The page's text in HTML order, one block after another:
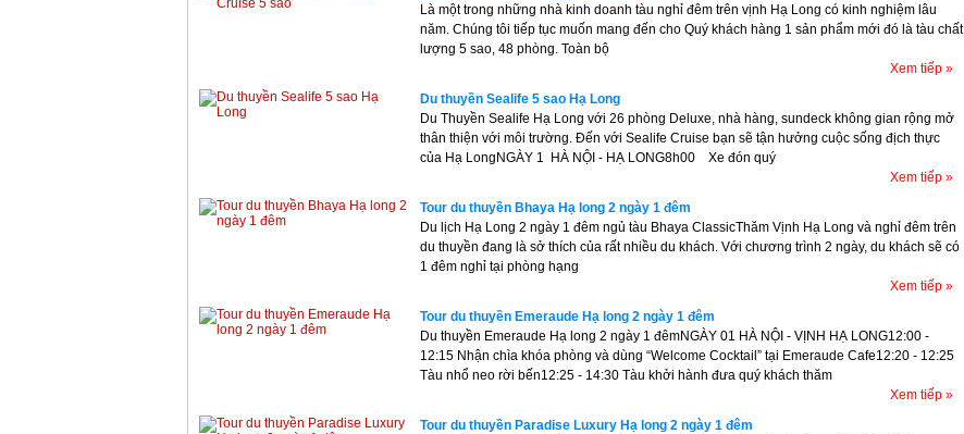
Là một trong những nhà kinh doanh tàu nghỉ đêm trên vịnh Hạ Long có kinh nghiệm lâu
năm. Chúng tôi tiếp tục muốn mang đến cho Quý khách hàng 1 sản phẩm mới đó là tàu chất
lượng 5 sao, 48 phòng. Toàn bộ
Xem tiếp »
Du thuyền Sealife 5 sao Hạ Long
Du Thuyền Sealife Hạ Long với 26 phòng Deluxe, nhà hàng, sundeck không gian rộng mở
thân thiện với môi trường. Đến với Sealife Cruise bạn sẽ tận hưởng cuộc sống địch thực
của Hạ LongNGÀY 1 HÀ NỘI - HẠ LONG8h00 Xe đón quý
Xem tiếp »
Tour du thuyền Bhaya Hạ long 2 ngày 1 đêm
Du lịch Hạ Long 2 ngày 1 đêm ngủ tàu Bhaya ClassicThăm Vịnh Hạ Long và nghỉ đêm trên
du thuyền đang là sở thích của rất nhiều du khách. Với chương trình 2 ngày, du khách sẽ có
1 đêm nghỉ tại phòng hạng
Xem tiếp »
Tour du thuyền Emeraude Hạ long 2 ngày 1 đêm
Du thuyền Emeraude Hạ long 2 ngày 1 đêmNGÀY 01 HÀ NỘI - VỊNH HẠ LONG12:00 -
12:15 Nhận chìa khóa phòng và dùng “Welcome Cocktail” tại Emeraude Cafe12:20 - 12:25
Tàu nhổ neo rời bến12:25 - 14:30 Tàu khởi hành đưa quý khách thăm
Xem tiếp »
Tour du thuyền Paradise Luxury Hạ long 2 ngày 1 đêm